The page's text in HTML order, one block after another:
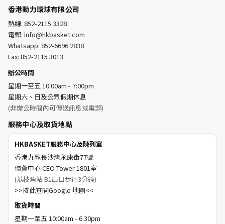
香港動力環球有限公司
熱線: 852-2115 3328
電郵: info@hkbasket.com
Whatsapp: 852-6696 2838
Fax: 852-2115 3013
辦公時間
星期一至五 10:00am - 7:00pm
星期六、日及公眾假期休息
(非辦公時間內可傳送訊息或電郵)
服務中心及取貨地點
HKBASKET服務中心及陳列室
香港九龍長沙灣永康街77號
環薈中心 CEO Tower 1801室
(荔枝角站 B1出口步行3分鐘)
>>按此查閱Google 地圖<<
取貨時間
星期一至五 10:00am - 6:30pm